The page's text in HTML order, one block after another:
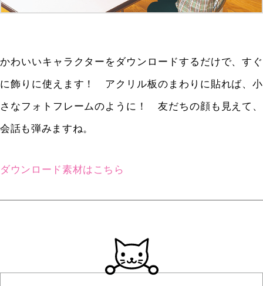
かわいいキャラクターをダウンロードするだけで、すぐ
に飾りに使えます！ アクリル板のまわりに貼れば、小
さなフォトフレームのように！ 友だちの顔も見えて、
会話も弾みますね。
ダウンロード素材はこちら